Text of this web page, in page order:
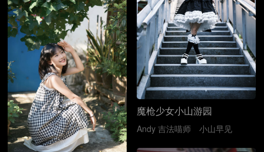
魔枪少女小山游园
Andy 吉法喵师 小山早见